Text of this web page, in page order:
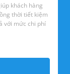
khách hàng
thời tiết kiệm